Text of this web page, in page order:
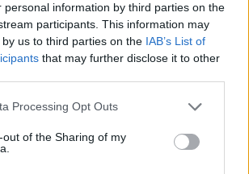
personal information by third parties on the
participants. This information may
us to third parties on the IAB’s List of
that may further disclose it to other
Processing Opt Outs
out of the Sharing of my